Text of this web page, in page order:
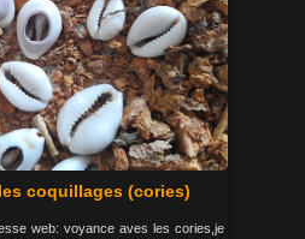
coquillages (cories)
web: voyance aves les cories,je